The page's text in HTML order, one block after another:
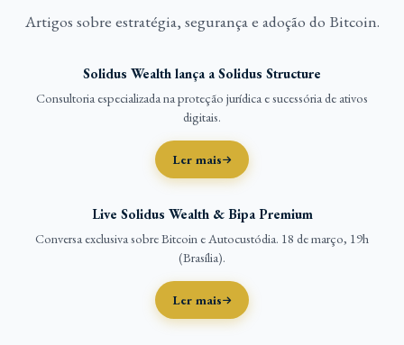
Artigos sobre estratégia, segurança e adoção do Bitcoin.
Solidus Wealth lança a Solidus Structure
Consultoria especializada na proteção jurídica e sucessória de ativos
digitais.
Ler mais
Live Solidus Wealth & Bipa Premium
Conversa exclusiva sobre Bitcoin e Autocustódia. 18 de março, 19h
(Brasília).
Ler mais